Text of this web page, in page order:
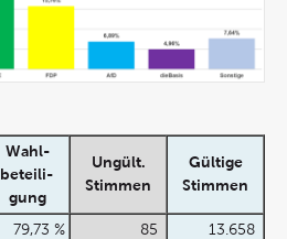
Wahl-
beteili-
gung
Ungült.
Stimmen
Gültige
Stimmen
79,73 % 85 13.658